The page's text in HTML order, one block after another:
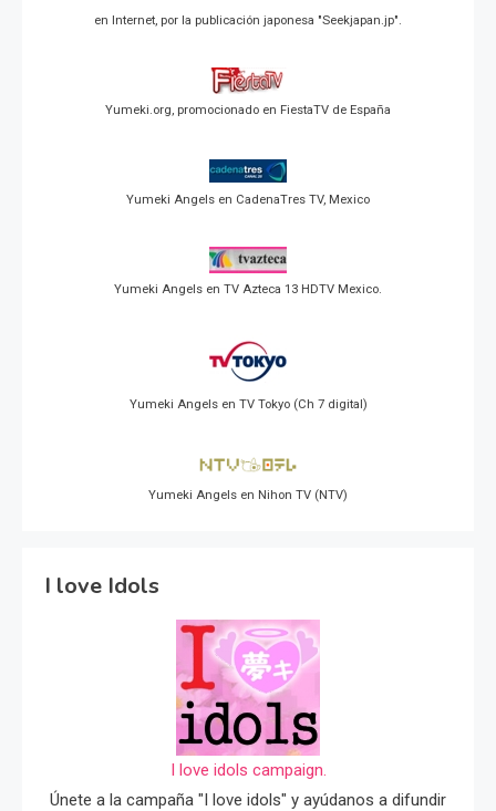
en Internet, por la publicación japonesa "Seekjapan.jp".
Yumeki.org, promocionado en FiestaTV de España
Yumeki Angels en CadenaTres TV, Mexico
Yumeki Angels en TV Azteca 13 HDTV Mexico.
Yumeki Angels en TV Tokyo (Ch 7 digital)
Yumeki Angels en Nihon TV (NTV)
I love Idols
I love idols campaign.
Únete a la campaña "I love idols" y ayúdanos a difundir